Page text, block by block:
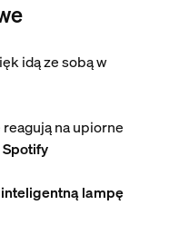
idą ze sobą w
reagują na upiorne
inteligentną lampę